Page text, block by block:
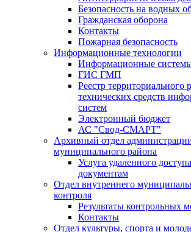
Безопасность на водных
Гражданская оборона
Контакты
Пожарная безопасность
Информационные технологии
Информационные
ГИС ГМП
Реестр территориального
технических средств
систем
Электронный бюджет
АС "Свод-СМАРТ"
Архивный отдел
муниципального района
Услуга удаленного
документам
Отдел внутреннего
контроля
Результаты контрольных
Контакты
Отдел культуры, спорта и